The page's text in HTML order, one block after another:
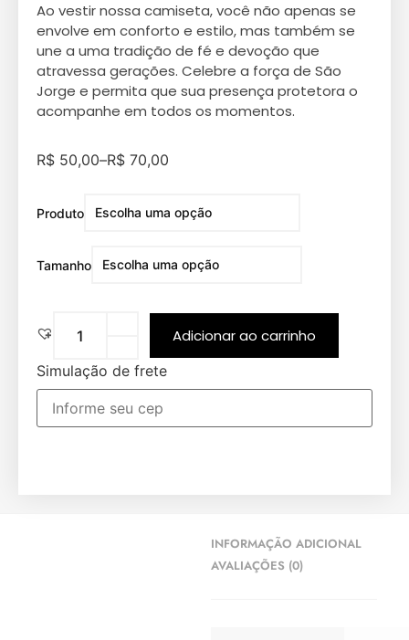
Ao vestir nossa camiseta, você não apenas se
envolve em conforto e estilo, mas também se
une a uma tradição de fé e devoção que
atravessa gerações. Celebre a força de São
Jorge e permita que sua presença protetora o
acompanhe em todos os momentos.
R$ 50,00–R$ 70,00
Produto
Tamanho
Adicionar ao carrinho
Simulação de frete
INFORMAÇÃO ADICIONAL
AVALIAÇÕES (0)